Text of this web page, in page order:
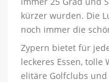
kürzer wurden. Die
noch immer die
Zypern bietet für
leckeres Essen, tolle
elitäre Golfclubs